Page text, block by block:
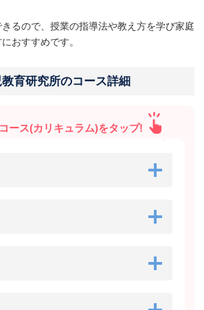
るので、授業の指導法や教え方を学び家庭
おすすめです。
育研究所のコース詳細
ース(カリキュラム)をタップ!